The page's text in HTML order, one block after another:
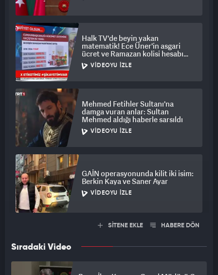
Halk TV'de beyin yakan
matematik! Ece Üner'in asgari
ücret ve Ramazan kolisi hesabı
elde patladı
VIDEOYU İZLE
Mehmed Fetihler Sultanı'na
damga vuran anlar: Sultan
Mehmed aldığı haberle sarsıldı
VIDEOYU İZLE
GAİN operasyonunda kilit iki isim:
Berkin Kaya ve Saner Ayar
VIDEOYU İZLE
SİTENE EKLE HABERE DÖN
Sıradaki Video